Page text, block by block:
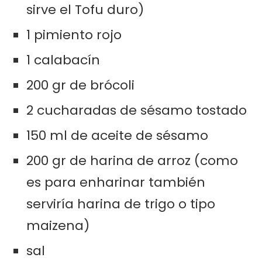
sirve el Tofu duro)
1 pimiento rojo
1 calabacín
200 gr de brócoli
2 cucharadas de sésamo tostado
150 ml de aceite de sésamo
200 gr de harina de arroz (como
es para enharinar también
serviría harina de trigo o tipo
maizena)
sal